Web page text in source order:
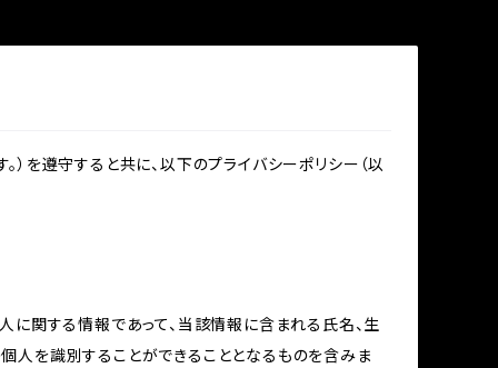
を遵守すると共に、以下のプライバシーポリシー（以
に関する情報であって、当該情報に含まれる氏名、生
人を識別することができることとなるものを含みま